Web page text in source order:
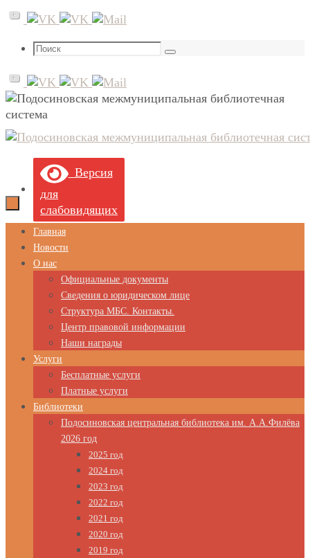
Перейти
содержимому
Что
Поиск
Версия
для
слабовидящих
Перейти
содержимому
Главная
Новости
О нас
Официальные документы
Сведения о юридическом лице
Структура МБС. Контакты.
Центр правовой информации
Наши награды
Услуги
Бесплатные услуги
Платные услуги
Библиотеки
Подосиновская центральная библиотека им. А.А.Филёва
2026 год
2025 год
2024 год
2023 год
2022 год
2021 год
2020 год
2019 год